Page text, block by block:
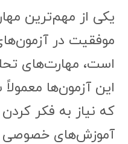
یکی از مهم‌ترین
موفقیت در
است، مهارت‌های
این آزمون‌ها
که نیاز به فکر
آموزش‌های خصوصی